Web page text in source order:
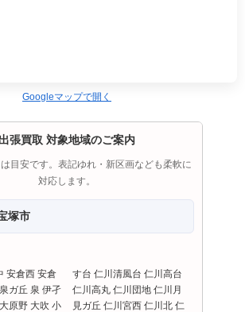
Googleマップで開く
出張買取 対象地域のご案内
目安です。表記ゆれ・新区画なども柔軟に
対応します。
塚市
安倉西 安倉
ガ丘 泉 伊孑
原野 大吹 小
台 仁川高台
団地 仁川月
西 仁川北 仁